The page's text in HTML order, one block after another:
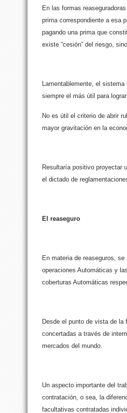
En las formas reaseguradoras
prima correspondiente a esa
pagando una prima que
existe “cesión” del riesgo,
Lamentablemente, el
siempre el más útil para
No es útil el criterio de abrir
mayor gravitación en la
Resultaría positivo proyectar
el dictado de
El reaseguro
En materia de reaseguros,
operaciones Automáticas y
coberturas Automáticas
Desde el punto de vista de
concertadas a través de
mercados del mundo.
Un aspecto importante del
contratación, o sea, la
facultativas contratadas